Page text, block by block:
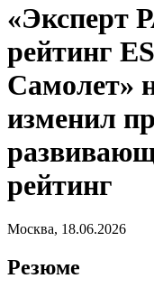
«Эксперт
рейтинг
Самолет»
изменил
рейтинг
Москва, 18.06.2026
Резюме